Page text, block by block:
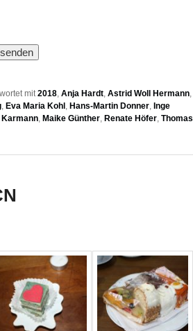
mit 2018, Anja Hardt, Astrid Woll Hermann,
, Eva Maria Kohl , Hans-Martin Donner, Inge
Karmann, Maike Günther, Renate Höfer, Thomas